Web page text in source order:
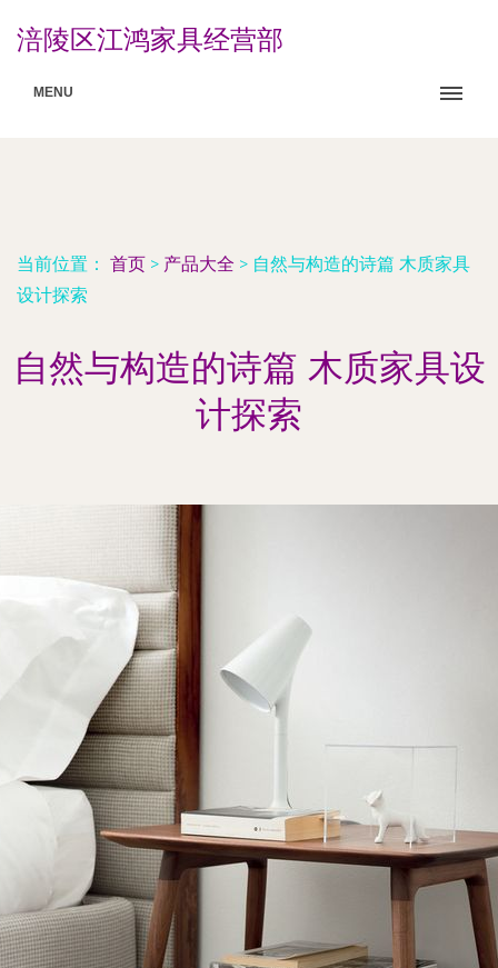
涪陵区江鸿家具经营部
MENU
当前位置： 首页 > 产品大全 > 自然与构造的诗篇 木质家具
设计探索
自然与构造的诗篇 木质家具设
计探索